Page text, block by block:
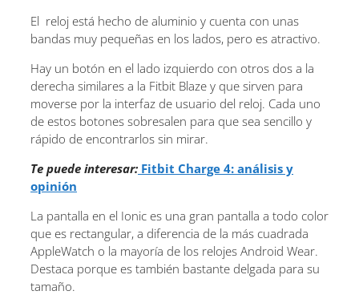
El reloj está hecho de aluminio y cuenta con unas
bandas muy pequeñas en los lados, pero es atractivo.
Hay un botón en el lado izquierdo con otros dos a la
derecha similares a la Fitbit Blaze y que sirven para
moverse por la interfaz de usuario del reloj. Cada uno
de estos botones sobresalen para que sea sencillo y
rápido de encontrarlos sin mirar.
Te puede interesar: Fitbit Charge 4: análisis y
opinión
La pantalla en el Ionic es una gran pantalla a todo color
que es rectangular, a diferencia de la más cuadrada
AppleWatch o la mayoría de los relojes Android Wear.
Destaca porque es también bastante delgada para su
tamaño.